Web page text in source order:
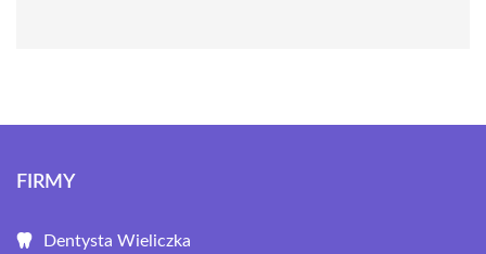
FIRMY
Dentysta Wieliczka